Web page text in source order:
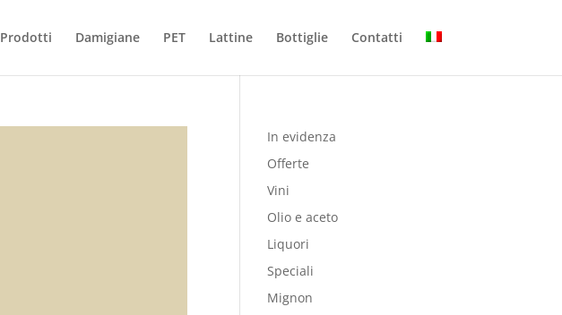
Prodotti Damigiane PET Lattine Bottiglie Contatti
In evidenza
Offerte
Vini
Olio e aceto
Liquori
Speciali
Mignon